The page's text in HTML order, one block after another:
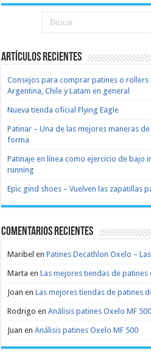
Artículos recientes
Consejos para comprar patines o rollers
Argentina, Chile y Latam en general
Nueva tienda oficial Flying Eagle
Patinar – Una de las mejores maneras
forma
Patinaje en línea como ejercicio de bajo
running
Epic gind shoes – Vuelven las zapatillas
Comentarios recientes
Maribel enPatines Decathlon Oxelo –
Marta enLas mejores tiendas de patines
Joan enLas mejores tiendas de patines
Rodrigo enAnálisis patines Oxelo MF 500
Juan enAnálisis patines Oxelo MF 500